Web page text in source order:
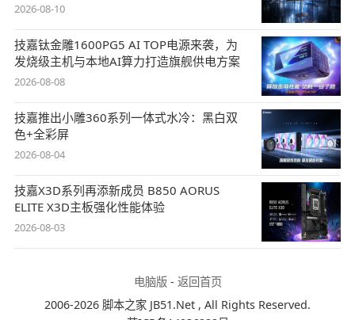
2026-08-10
技嘉钛金雕1600PG5 AI TOP电源来袭，为
发烧级主机与本地AI算力打造旗舰供电方案
2026-08-08
技嘉推出小雕360系列一体式水冷：黑白双
色+全彩屏
2026-08-04
技嘉X3D系列再添新成员 B850 AORUS
ELITE X3D主板强化性能体验
2026-08-03
电脑版- 返回首页
2006-2026 脚本之家 JB51.Net , All Rights Reserved.